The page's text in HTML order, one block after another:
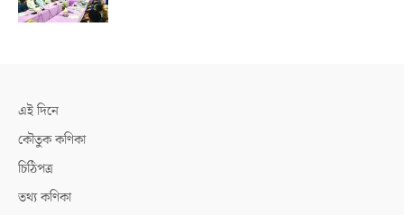
এই দিনে
কৌতুক কণিকা
চিঠিপত্র
তথ্য কণিকা